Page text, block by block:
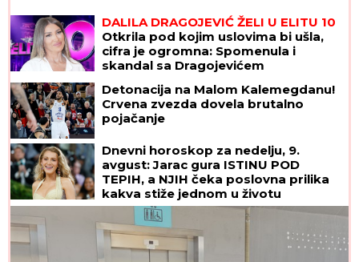
"Uovim godinama MUŽEVI
NAJČEŠĆE VARAJU": Vladeta Jerotić
upozorio da JEDAN SIGNAL žene
često ignorišu - zato brakovi pucaju
Rale kažnjava, evo šta joj radi iza
zatvorenih vrata!